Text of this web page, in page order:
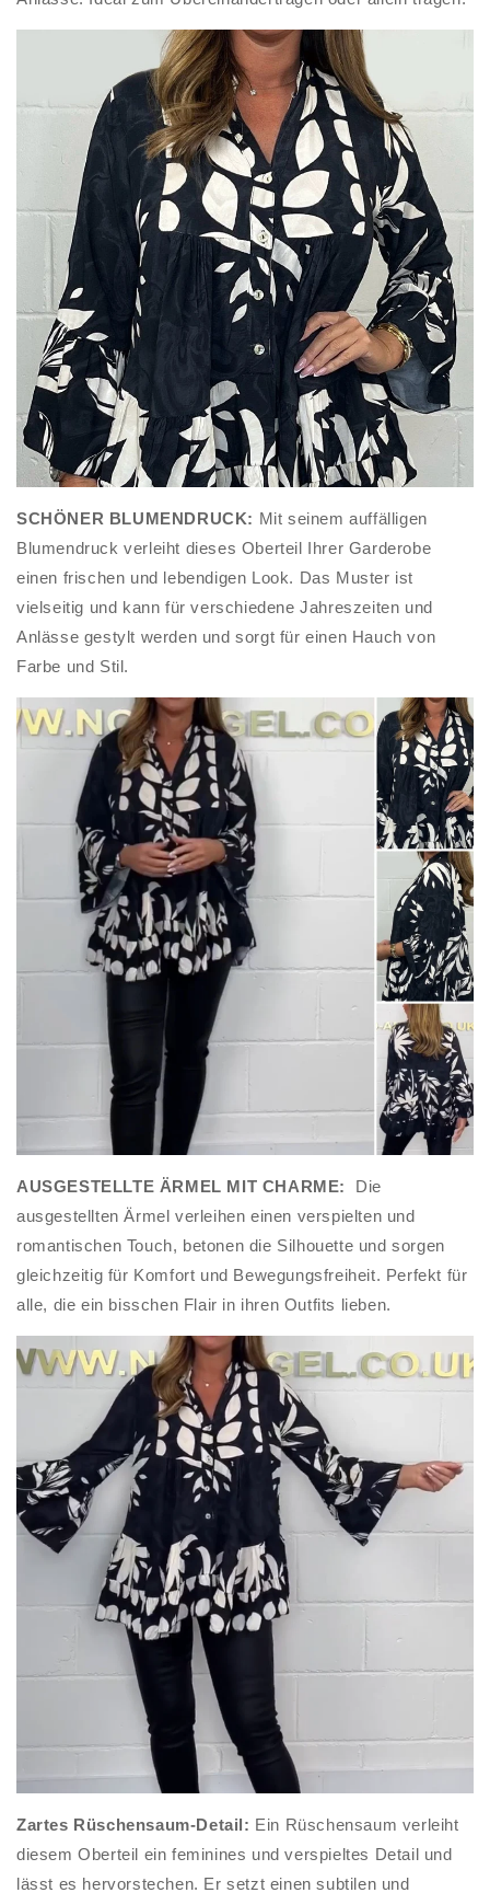
SCHÖNER BLUMENDRUCK: Mit seinem auffälligen
Blumendruck verleiht dieses Oberteil Ihrer Garderobe
einen frischen und lebendigen Look. Das Muster ist
vielseitig und kann für verschiedene Jahreszeiten und
Anlässe gestylt werden und sorgt für einen Hauch von
Farbe und Stil.
AUSGESTELLTE ÄRMEL MIT CHARME:
Die
ausgestellten Ärmel verleihen einen verspielten und
romantischen Touch, betonen die Silhouette und sorgen
gleichzeitig für Komfort und Bewegungsfreiheit. Perfekt für
alle, die ein bisschen Flair in ihren Outfits lieben.
Zartes Rüschensaum-Detail: Ein Rüschensaum verleiht
diesem Oberteil ein feminines und verspieltes Detail und
lässt es hervorstechen. Er setzt einen subtilen und